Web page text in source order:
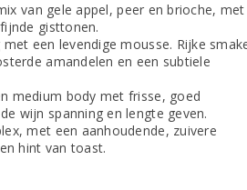
van gele appel, peer en brioche, met
gisttonen.
een levendige mousse. Rijke
amandelen en een subtiele
medium body met frisse, goed
wijn spanning en lengte geven.
met een aanhoudende, zuivere
hint van toast.